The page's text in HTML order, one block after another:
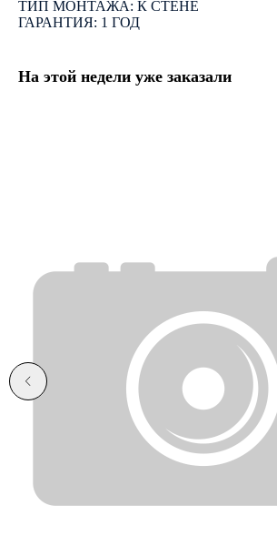
ТИП МОНТАЖА: К СТЕНЕ
ГАРАНТИЯ: 1 ГОД
На этой недели уже заказали